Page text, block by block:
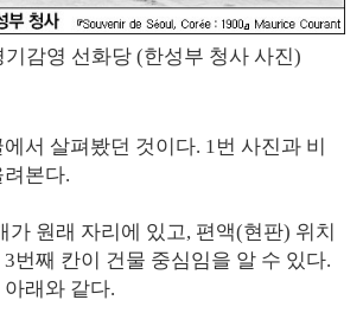
기감영 선화당 (한성부 청사 사진)
서 살펴봤던 것이다. 1번 사진과 비
본다.
가 원래 자리에 있고, 편액(현판) 위치
번째 칸이 건물 중심임을 알 수 있다.
래와 같다.